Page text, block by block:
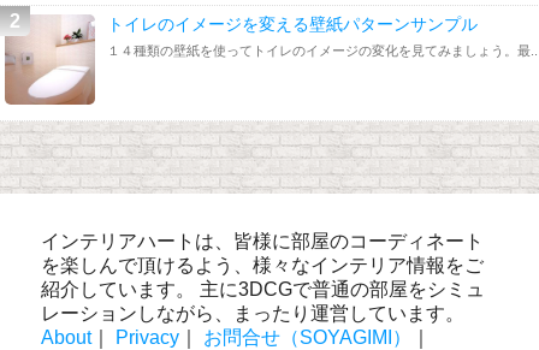
トイレのイメージを変える壁紙パターンサンプル
１４種類の壁紙を使ってトイレのイメージの変化を見てみましょう。最
インテリアハートは、皆様に部屋のコーディネート
を楽しんで頂けるよう、様々なインテリア情報をご
紹介しています。 主に3DCGで普通の部屋をシミュ
レーションしながら、まったり運営しています。
About｜ Privacy お問合せ（SOYAGIMI）